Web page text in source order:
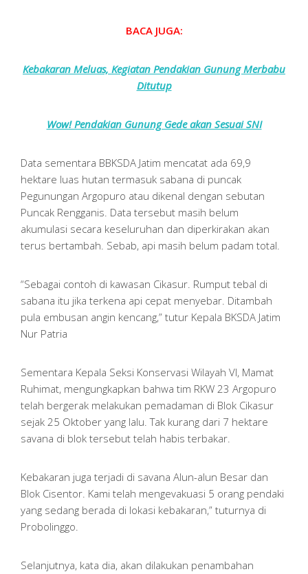
BACA JUGA:
Kebakaran Meluas, Kegiatan Pendakian Gunung Merbabu
Ditutup
Wow! Pendakian Gunung Gede akan Sesuai SNI
Data sementara BBKSDA Jatim mencatat ada 69,9
hektare luas hutan termasuk sabana di puncak
Pegunungan Argopuro atau dikenal dengan sebutan
Puncak Rengganis. Data tersebut masih belum
akumulasi secara keseluruhan dan diperkirakan akan
terus bertambah. Sebab, api masih belum padam total.
“Sebagai contoh di kawasan Cikasur. Rumput tebal di
sabana itu jika terkena api cepat menyebar. Ditambah
pula embusan angin kencang,” tutur Kepala BKSDA Jatim
Nur Patria
Sementara Kepala Seksi Konservasi Wilayah VI, Mamat
Ruhimat, mengungkapkan bahwa tim RKW 23 Argopuro
telah bergerak melakukan pemadaman di Blok Cikasur
sejak 25 Oktober yang lalu. Tak kurang dari 7 hektare
savana di blok tersebut telah habis terbakar.
Kebakaran juga terjadi di savana Alun-alun Besar dan
Blok Cisentor. Kami telah mengevakuasi 5 orang pendaki
yang sedang berada di lokasi kebakaran,” tuturnya di
Probolinggo.
Selanjutnya, kata dia, akan dilakukan penambahan